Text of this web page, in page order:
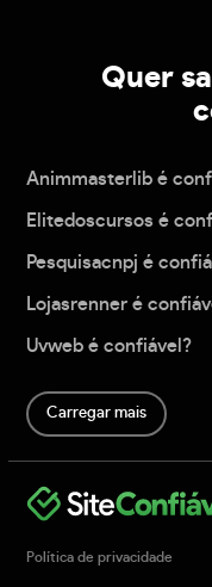
Quer
Animmasterlib é
Elitedoscursos é
Pesquisacnpj é
Lojasrenner é
Uvweb é confiável?
Carregar mais
Política de privacidade